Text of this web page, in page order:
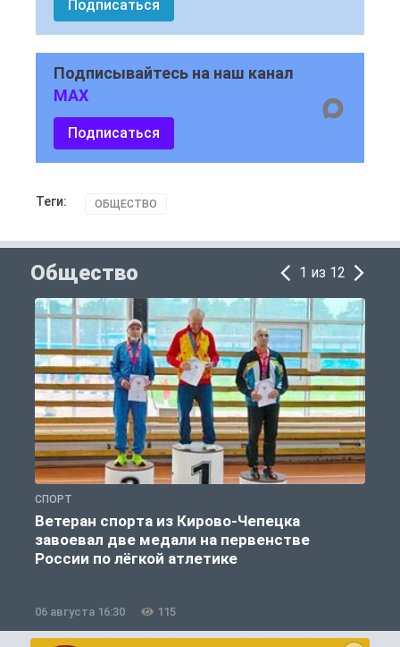
Подписаться
Подписывайтесь на наш канал
MAX
Подписаться
Теги: ОБЩЕСТВО
Общество 1 из 12
СПОРТ
Ветеран спорта из Кирово-Чепецка
завоевал две медали на первенстве
России по лёгкой атлетике
06 августа 16:30 115